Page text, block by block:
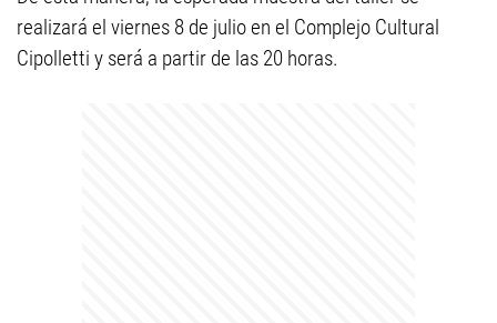
realizará el viernes 8 de julio en el Complejo Cultural
Cipolletti y será a partir de las 20 horas.